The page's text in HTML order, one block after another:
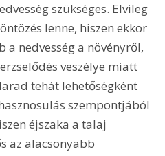
szükséges. Elvileg
lenne, hiszen ekkor
nedvesség a növényről,
veszélye miatt
tehát lehetőségként
szempontjából
éjszaka a talaj
az alacsonyabb